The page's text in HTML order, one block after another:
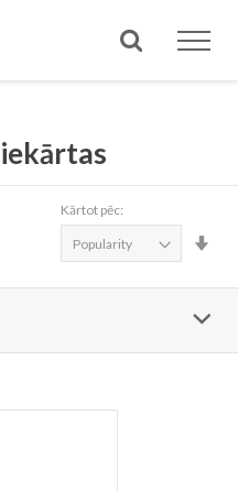
Meklēt
Kārtot pēc: